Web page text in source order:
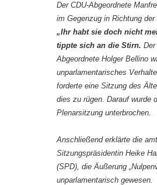
Der CDU-Abgeordnete
im Gegenzug in Richtung
„Ihr habt sie doch nicht
tippte sich an die Stirn. Der
Abgeordnete Holger Bellino
unparlamentarisches
forderte eine Sitzung des
dies zu rügen. Darauf wurde
Plenarsitzung unterbrochen.
Anschließend erklärte die
Sitzungspräsidentin Heike
(SPD), die Äußerung
unparlamentarisch gewesen.